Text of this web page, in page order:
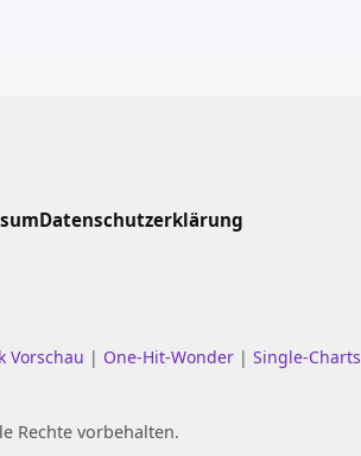
Datenschutzerklärung
Vorschau | One-Hit-Wonder | Single-Charts
Rechte vorbehalten.